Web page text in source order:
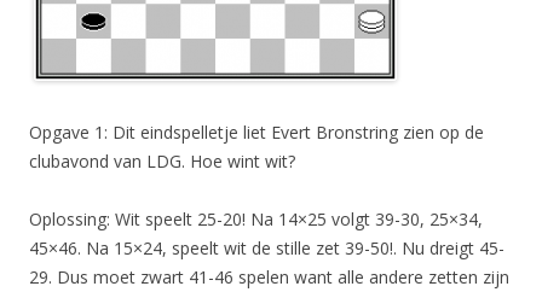
Opgave 1: Dit eindspelletje liet Evert Bronstring zien op de
clubavond van LDG. Hoe wint wit?
Oplossing: Wit speelt 25-20! Na 14×25 volgt 39-30, 25×34,
45×46. Na 15×24, speelt wit de stille zet 39-50!. Nu dreigt 45-
29. Dus moet zwart 41-46 spelen want alle andere zetten zijn